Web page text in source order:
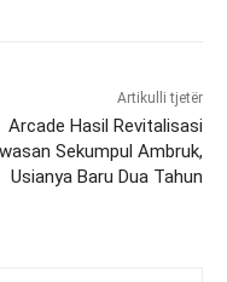
Artikulli tjetër
Arcade Hasil Revitalisasi
Sekumpul Ambruk,
Usianya Baru Dua Tahun